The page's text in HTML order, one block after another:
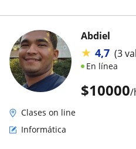
$10000/
Abdiel
★ 4,7 (3
En línea
Clases on line
Informática